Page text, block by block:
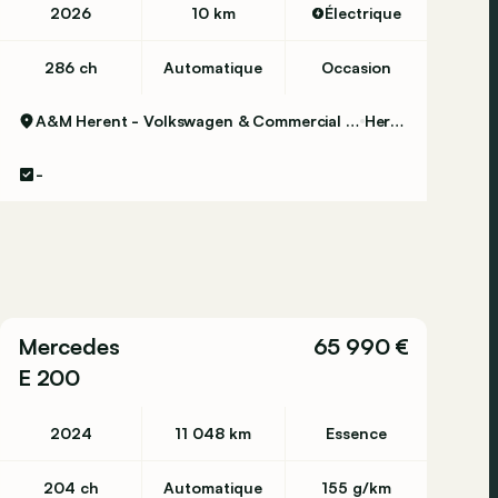
2026 10 km Électrique
286 ch Automatique Occasion
A&M Herent - Volkswagen & Commercial Vehicles Herent
-
Mercedes
E 200
65 990 €
2024 11 048 km Essence
204 ch Automatique 155 g/km